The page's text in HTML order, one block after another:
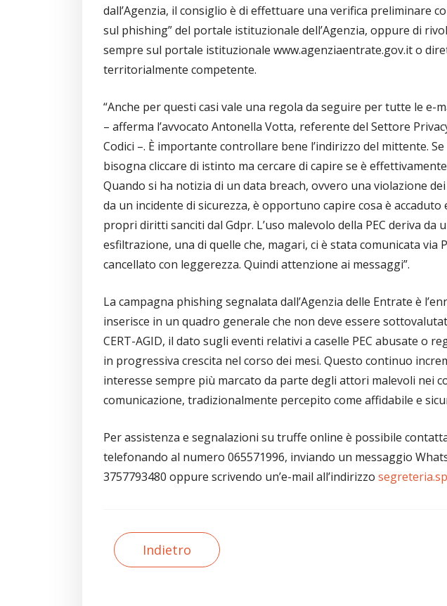
dall’Agenzia, il consiglio è di effettuare una verifica preliminare
sul phishing” del portale istituzionale dell’Agenzia, oppure di
sempre sul portale istituzionale www.agenziaentrate.gov.it o
territorialmente competente.
“Anche per questi casi vale una regola da seguire per tutte le e-
– afferma l’avvocato Antonella Votta, referente del Settore
Codici –. È importante controllare bene l’indirizzo del mittente.
bisogna cliccare di istinto ma cercare di capire se è
Quando si ha notizia di un data breach, ovvero una violazione
da un incidente di sicurezza, è opportuno capire cosa è accaduto
propri diritti sanciti dal Gdpr. L’uso malevolo della PEC deriva da
esfiltrazione, una di quelle che, magari, ci è stata comunicata via
cancellato con leggerezza. Quindi attenzione ai messaggi”.
La campagna phishing segnalata dall’Agenzia delle Entrate è
inserisce in un quadro generale che non deve essere
CERT-AGID, il dato sugli eventi relativi a caselle PEC abusate o
in progressiva crescita nel corso dei mesi. Questo continuo
interesse sempre più marcato da parte degli attori malevoli nei
comunicazione, tradizionalmente percepito come affidabile e
Per assistenza e segnalazioni su truffe online è possibile
telefonando al numero 065571996, inviando un messaggio
3757793480 oppure scrivendo un’e-mail all’indirizzo
Indietro